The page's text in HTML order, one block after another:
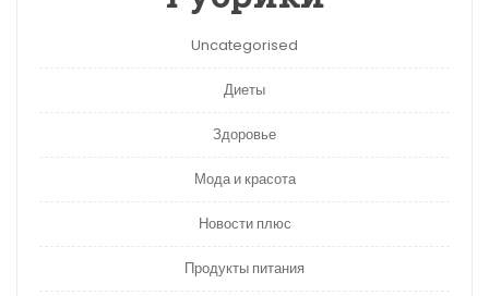
Uncategorised
Диеты
Здоровье
Мода и красота
Новости плюс
Продукты питания